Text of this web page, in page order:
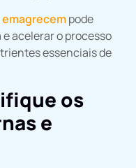
pode
acelerar o processo
essenciais de
os
e